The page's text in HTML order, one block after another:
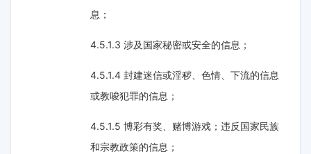
息；
4.5.1.3 涉及国家秘密或安全的信息；
4.5.1.4 封建迷信或淫秽、色情、下流的信息
或教唆犯罪的信息；
4.5.1.5 博彩有奖、赌博游戏；违反国家民族
和宗教政策的信息；